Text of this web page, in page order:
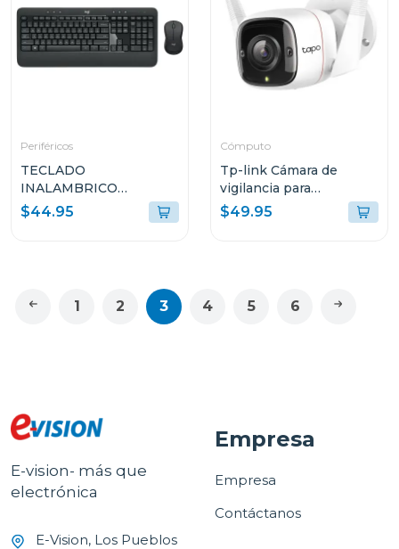
Periféricos
TECLADO
INALAMBRICO
ADVANCED LOGITECH
CON MOUSE
$44.95
Cómputo
Tp-link Cámara de
vigilancia para
exteriores con visión
nocturna y detección ia
$49.95
1 2 3 4 5 6
E-vision- más que
electrónica
E-Vision, Los Pueblos
Empresa
Empresa
Contáctanos